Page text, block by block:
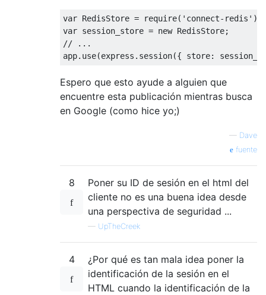
var RedisStore = require( 'connect-redis' );
var session_store = new RedisStore;
// ...
app. use(express . session({ store:
Espero que esto ayude a alguien que
encuentre esta publicación mientras busca
en Google (como hice yo;)
— Dave
fuente
8
Poner su ID de sesión en el html del
cliente no es una buena idea desde
una perspectiva de seguridad ...
— UpTheCreek
4
¿Por qué es tan mala idea poner la
identificación de la sesión en el
HTML cuando la identificación de la